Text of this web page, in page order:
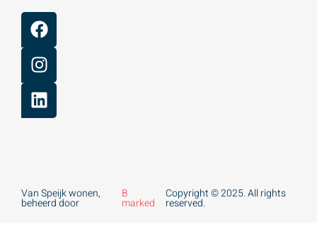
Van Speijk wonen,
beheerd door
B
marked
Copyright © 2025. All rights
reserved.